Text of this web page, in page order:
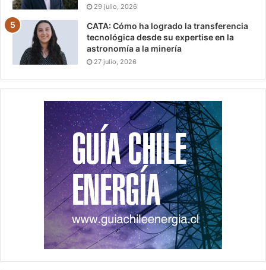
29 julio, 2026
CATA: Cómo ha logrado la transferencia
tecnológica desde su expertise en la
astronomía a la minería
27 julio, 2026